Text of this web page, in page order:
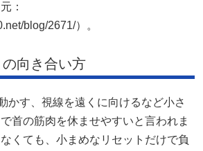
：
blog/2671/）。
向き合い方
かす、視線を遠くに向けるなど小さ
首の筋肉を休ませやすいと言われま
くても、小まめなリセットだけで負